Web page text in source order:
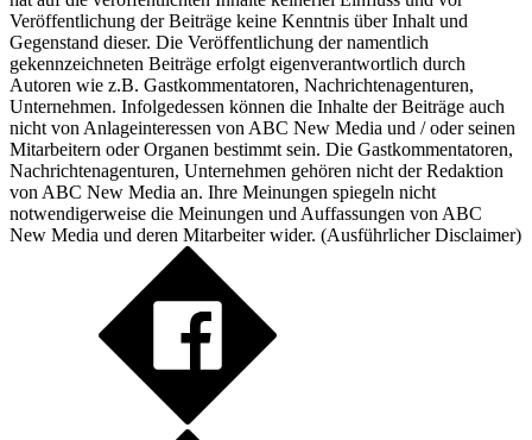
Veröffentlichung der Beiträge keine Kenntnis über Inhalt und
Gegenstand dieser. Die Veröffentlichung der namentlich
gekennzeichneten Beiträge erfolgt eigenverantwortlich durch
Autoren wie z.B. Gastkommentatoren, Nachrichtenagenturen,
Unternehmen. Infolgedessen können die Inhalte der Beiträge auch
nicht von Anlageinteressen von ABC New Media und / oder seinen
Mitarbeitern oder Organen bestimmt sein. Die Gastkommentatoren,
Nachrichtenagenturen, Unternehmen gehören nicht der Redaktion
von ABC New Media an. Ihre Meinungen spiegeln nicht
notwendigerweise die Meinungen und Auffassungen von ABC
New Media und deren Mitarbeiter wider. (Ausführlicher Disclaimer)